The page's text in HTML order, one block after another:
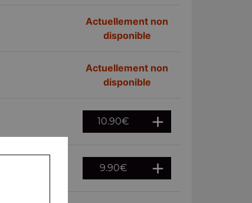
Actuellement non
disponible
Actuellement non
disponible
10.90€
9.90€